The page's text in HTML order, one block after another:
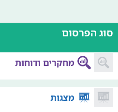
סוג הפרסום
מחקרים ודוחות
מצגות